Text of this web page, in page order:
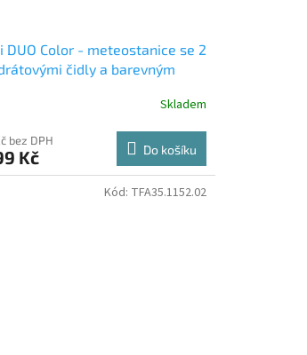
DUO Color - meteostanice se 2
čidly a barevným
Skladem
bez DPH
Kč Do košíku
Kód: TFA35.1152.02